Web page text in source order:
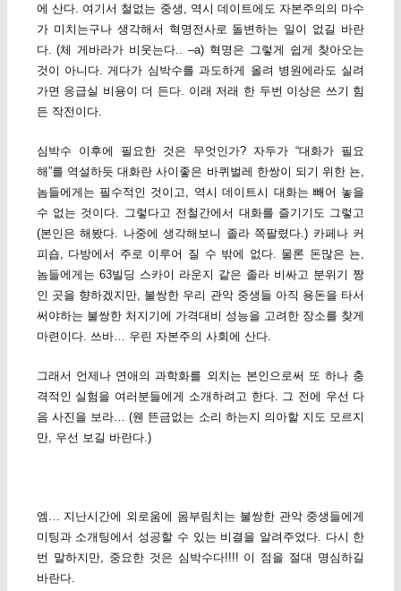
에 산다. 여기서 철없는 중생, 역시 데이트에도 자본주의의 마수
가 미치는구나 생각해서 혁명전사로 돌변하는 일이 없길 바란
다. (체 게바라가 비웃는다.. –a) 혁명은 그렇게 쉽게 찾아오는
것이 아니다. 게다가 심박수를 과도하게 올려 병원에라도 실려
가면 응급실 비용이 더 든다. 이래 저래 한 두번 이상은 쓰기 힘
든 작전이다.
심박수 이후에 필요한 것은 무엇인가? 자두가 “대화가 필요
해”를 역설하듯 대화란 사이좋은 바퀴벌레 한쌍이 되기 위한 뇬,
놈들에게는 필수적인 것이고, 역시 데이트시 대화는 빼어 놓을
수 없는 것이다. 그렇다고 전철간에서 대화를 즐기기도 그렇고
(본인은 해봤다. 나중에 생각해보니 졸라 쪽팔렸다.) 카페나 커
피숍, 다방에서 주로 이루어 질 수 밖에 없다. 물론 돈많은 뇬,
놈들에게는 63빌딩 스카이 라운지 같은 졸라 비싸고 분위기 짱
인 곳을 향하겠지만, 불쌍한 우리 관악 중생들 아직 용돈을 타서
써야하는 불쌍한 처지기에 가격대비 성능을 고려한 장소를 찾게
마련이다. 쓰바… 우린 자본주의 사회에 산다.
그래서 언제나 연애의 과학화를 외치는 본인으로써 또 하나 충
격적인 실험을 여러분들에게 소개하려고 한다. 그 전에 우선 다
음 사진을 보라… (웬 뜬금없는 소리 하는지 의아할 지도 모르지
만, 우선 보길 바란다.)
엠… 지난시간에 외로움에 몸부림치는 불쌍한 관악 중생들에게
미팅과 소개팅에서 성공할 수 있는 비결을 알려주었다. 다시 한
번 말하지만, 중요한 것은 심박수다!!!! 이 점을 절대 명심하길
바란다.